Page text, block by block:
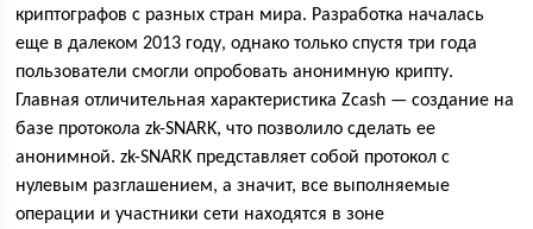
криптографов с разных стран мира. Разработка началась
еще в далеком 2013 году, однако только спустя три года
пользователи смогли опробовать анонимную крипту.
Главная отличительная характеристика Zcash — создание на
базе протокола zk-SNARK, что позволило сделать ее
анонимной. zk-SNARK представляет собой протокол с
нулевым разглашением, а значит, все выполняемые
операции и участники сети находятся в зоне